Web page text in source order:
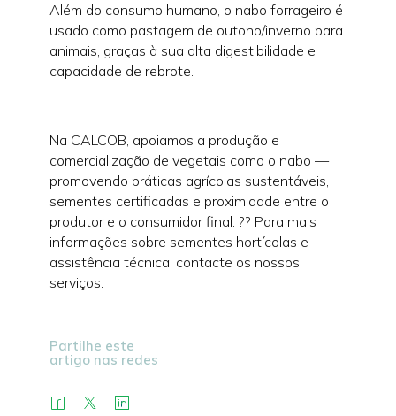
Além do consumo humano, o nabo forrageiro é
usado como pastagem de outono/inverno para
animais, graças à sua alta digestibilidade e
capacidade de rebrote.
Na CALCOB, apoiamos a produção e
comercialização de vegetais como o nabo —
promovendo práticas agrícolas sustentáveis,
sementes certificadas e proximidade entre o
produtor e o consumidor final. ?? Para mais
informações sobre sementes hortícolas e
assistência técnica, contacte os nossos
serviços.
Partilhe este
artigo nas redes